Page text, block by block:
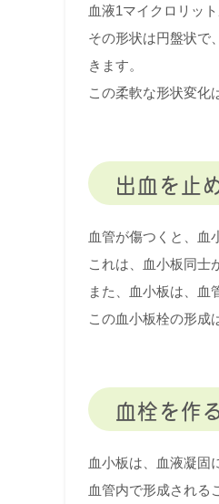
血液1マイクロリッ
その形状は円盤状で
きます。
この柔軟な形状変化
出血を止
血管が傷つくと、血
これは、血小板同士
また、血小板は、血
この血小板栓の形成
血栓を作
血小板は、血液凝固
血管内で形成される